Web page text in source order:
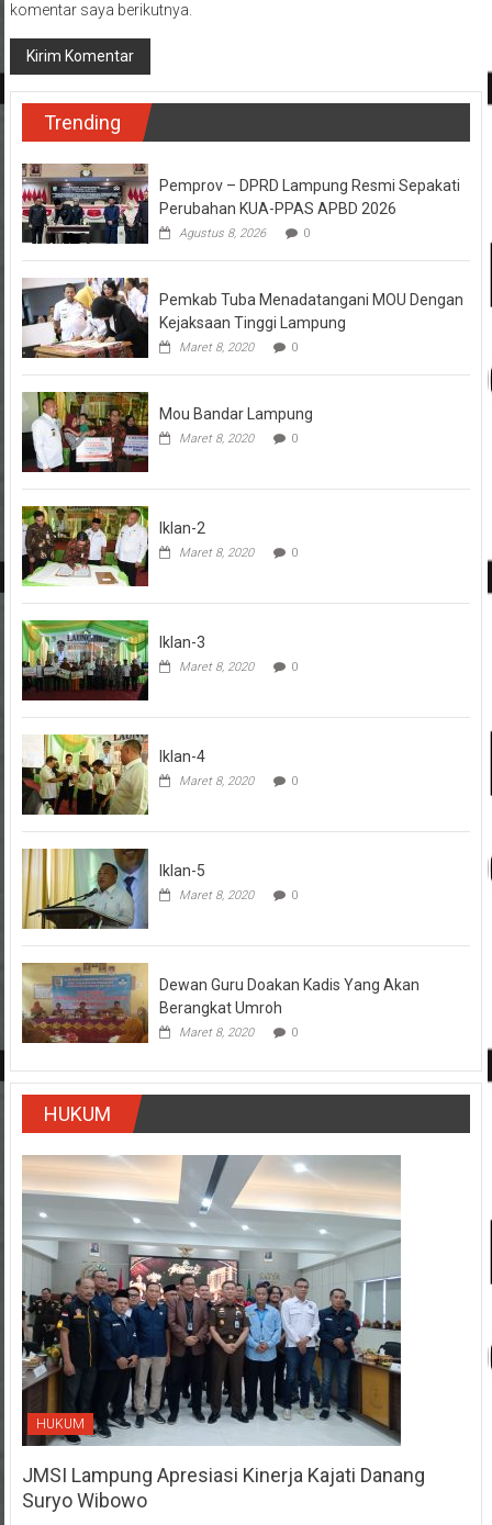
komentar saya berikutnya.
Trending
Pemprov – DPRD Lampung Resmi Sepakati
Perubahan KUA-PPAS APBD 2026
Agustus 8, 2026 0
Pemkab Tuba Menadatangani MOU Dengan
Kejaksaan Tinggi Lampung
Maret 8, 2020 0
Mou Bandar Lampung
Maret 8, 2020 0
Iklan-2
Maret 8, 2020 0
Iklan-3
Maret 8, 2020 0
Iklan-4
Maret 8, 2020 0
Iklan-5
Maret 8, 2020 0
Dewan Guru Doakan Kadis Yang Akan
Berangkat Umroh
Maret 8, 2020 0
HUKUM
HUKUM
JMSI Lampung Apresiasi Kinerja Kajati Danang
Suryo Wibowo